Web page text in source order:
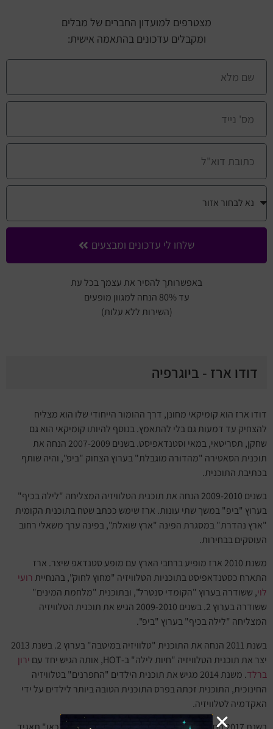
מצטרפים למועדון החברים של מבלים
ומקבלים עדכונים בהתאמה אישית:
שלחו לי עדכונים ומבצעים
באפשרותך להסיר את עצמך בכל עת
עד 80% הנחה למגוון מופעים
(השירות ללא עלות)
דודו ארז - ביוגרפיה
דודו ארז הוא קומיקאי מחונן, דרך ההומור הייחודי שלו הוא מצליח
להצחיק עד דמעות גם בלי להתאמץ. בנוסף להיותו קומיקאי הוא גם
שחקן, תסריטאי, במאי וסטנדאפיסט. בשנים 2007-2009 הנחה את
תוכנית הסאטירה "מהדורה מוגבלת" בערוץ הצחוק "ביפ", והיה שותף
בכתיבת התוכנית.
בשנים 2009-2010 הנחה את תוכנית הטלוויזיה המצליחה "לילה בכיף"
בערוץ "ביפ" במשך שתי עונות. ארז שימש ככתב שטח בתוכנית הקומית
"ארץ נהדרת" במסגרת הפינה "ארץ שואלת", בפינה ערך משאלי רחוב
העוסקים בבחירות.
משנת 2010 ארז מופיע ברחבי הארץ עם מופע סטנדאפ שיצר. ארז
התארח כסטנדאפיסט בתוכניות הטלוויזיה "מחוץ לחוק", בהנחייתרועי
לוי, ששודרה בערוץ "הקומדי סנטרל", ובתוכנית "מלחמת המינים"
ששודרה בערוץ 2. בשנים 2009-2010 הגיש את תוכנית הטלוויזיה
המצליחה "לילה בכיף" בערוץ "ביפ".
בשנת 2011 הנחה את התוכנית "טלוויזיה במיטבה" בערוץ 2. בשנת 2013
יצר את תוכנית הטלוויזיה "חיות לילה" ב-HOT, אותה הגיש יחד עם
ירון
ברלד
. משנת 2014 מגיש את תוכנית הילדים "החפרנים" בטלוויזיה
החינוכית, התוכנית זכתה בפרס התוכנית הטובה ביותר לילדים על ידי
האקדמיה לטלוויזיה.